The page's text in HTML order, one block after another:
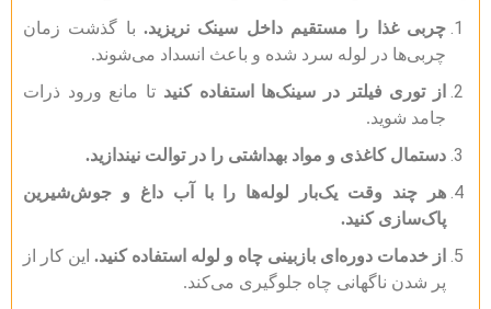
چربی غذا را مستقیم داخل سینک نریزید. با گذشت زمان
چربی‌ها در لوله سرد شده و باعث انسداد می‌شوند.
از توری فیلتر در سینک‌ها استفاده کنید تا مانع ورود ذرات
جامد شوید.
دستمال کاغذی و مواد بهداشتی را در توالت نیندازید.
هر چند وقت یک‌بار لوله‌ها را با آب داغ و جوش‌شیرین
پاک‌سازی کنید.
از خدمات دوره‌ای بازبینی چاه و لوله استفاده کنید. این کار از
پر شدن ناگهانی چاه جلوگیری می‌کند.